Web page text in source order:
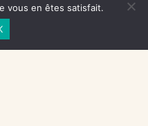
vous en êtes satisfait.